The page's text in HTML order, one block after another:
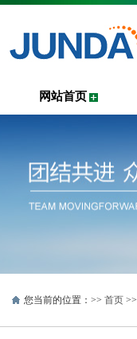
网站首页
您当前的位置：>> 首页 >>